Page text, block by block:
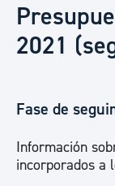
2021
Fase de
Información
incorporados a